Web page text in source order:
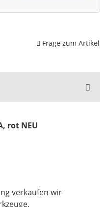
Frage zum Artikel
rot NEU
verkaufen wir